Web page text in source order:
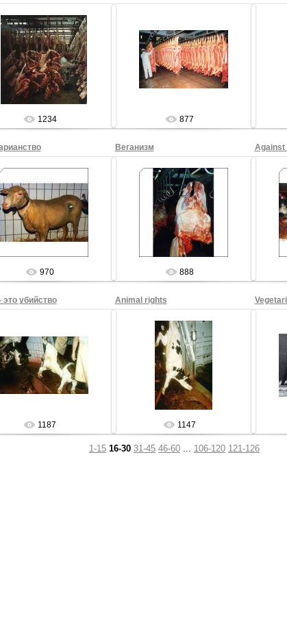
27.08.2009
Sham69
1234
27.08.2009
Sham69
877
27.08.2009
Sham69
970
Веганизм
27.08.2009
Sham69
888
Against
это убийство
27.08.2009
Sham69
1187
Animal rights
27.08.2009
Sham69
1147
1-15 16-30 31-45 46-60 ... 106-120 121-126